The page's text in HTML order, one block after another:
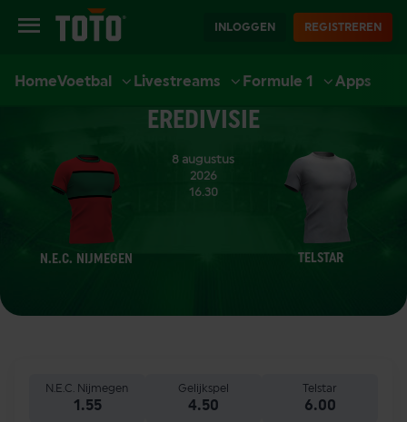
INLOGGEN REGISTREREN
HomeVoetbal Livestreams Formule 1 Apps
EREDIVISIE
N.E.C. NIJMEGEN
8 augustus
2026
16.30
TELSTAR
N.E.C. Nijmegen
1.55
Gelijkspel
4.50
Telstar
6.00